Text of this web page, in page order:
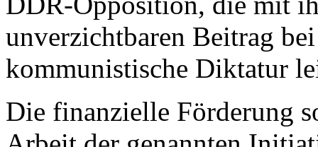
unverzichtbaren Beitrag
kommunistische Diktatur
Die finanzielle Förderung